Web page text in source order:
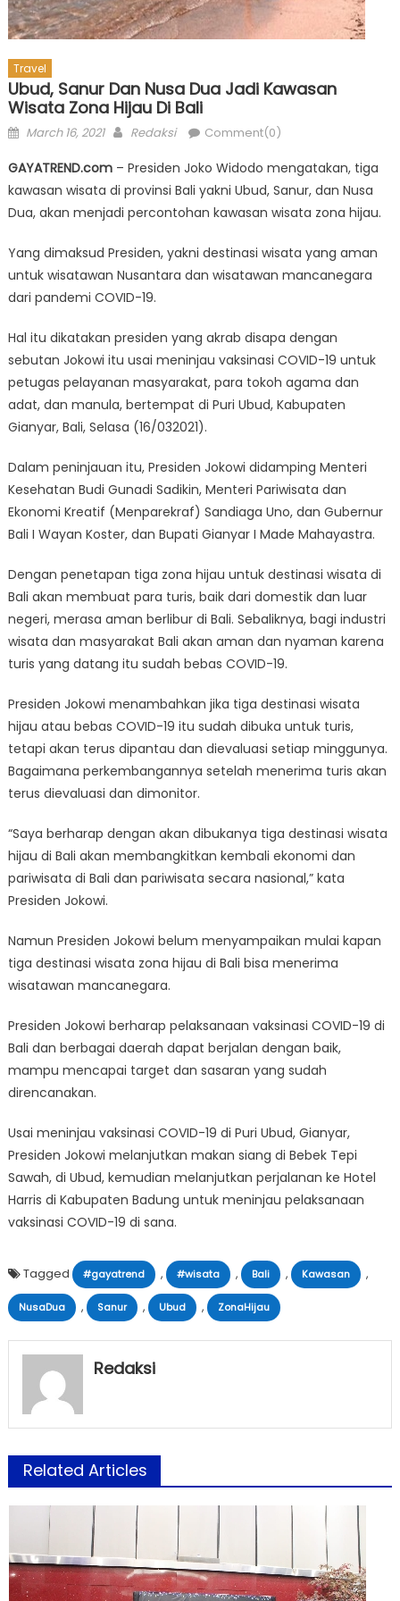
Travel
Ubud, Sanur Dan Nusa Dua Jadi Kawasan
Wisata Zona Hijau Di Bali
Posted
March 16, 2021 Author
Redaksi Comment(0)
GAYATREND.com– Presiden Joko Widodo mengatakan, tiga
kawasan wisata di provinsi Bali yakni Ubud, Sanur, dan Nusa
Dua, akan menjadi percontohan kawasan wisata zona hijau.
Yang dimaksud Presiden, yakni destinasi wisata yang aman
untuk wisatawan Nusantara dan wisatawan mancanegara
dari pandemi COVID-19.
Hal itu dikatakan presiden yang akrab disapa dengan
sebutan Jokowi itu usai meninjau vaksinasi COVID-19 untuk
petugas pelayanan masyarakat, para tokoh agama dan
adat, dan manula, bertempat di Puri Ubud, Kabupaten
Gianyar, Bali, Selasa (16/032021).
Dalam peninjauan itu, Presiden Jokowi didamping Menteri
Kesehatan Budi Gunadi Sadikin, Menteri Pariwisata dan
Ekonomi Kreatif (Menparekraf) Sandiaga Uno, dan Gubernur
Bali I Wayan Koster, dan Bupati Gianyar I Made Mahayastra.
Dengan penetapan tiga zona hijau untuk destinasi wisata di
Bali akan membuat para turis, baik dari domestik dan luar
negeri, merasa aman berlibur di Bali. Sebaliknya, bagi industri
wisata dan masyarakat Bali akan aman dan nyaman karena
turis yang datang itu sudah bebas COVID-19.
Presiden Jokowi menambahkan jika tiga destinasi wisata
hijau atau bebas COVID-19 itu sudah dibuka untuk turis,
tetapi akan terus dipantau dan dievaluasi setiap minggunya.
Bagaimana perkembangannya setelah menerima turis akan
terus dievaluasi dan dimonitor.
“Saya berharap dengan akan dibukanya tiga destinasi wisata
hijau di Bali akan membangkitkan kembali ekonomi dan
pariwisata di Bali dan pariwisata secara nasional,” kata
Presiden Jokowi.
Namun Presiden Jokowi belum menyampaikan mulai kapan
tiga destinasi wisata zona hijau di Bali bisa menerima
wisatawan mancanegara.
Presiden Jokowi berharap pelaksanaan vaksinasi COVID-19 di
Bali dan berbagai daerah dapat berjalan dengan baik,
mampu mencapai target dan sasaran yang sudah
direncanakan.
Usai meninjau vaksinasi COVID-19 di Puri Ubud, Gianyar,
Presiden Jokowi melanjutkan makan siang di Bebek Tepi
Sawah, di Ubud, kemudian melanjutkan perjalanan ke Hotel
Harris di Kabupaten Badung untuk meninjau pelaksanaan
vaksinasi COVID-19 di sana.
Tagged #gayatrend , #wisata , Bali , Kawasan ,
NusaDua , Sanur , Ubud , ZonaHijau
Redaksi
Related Articles